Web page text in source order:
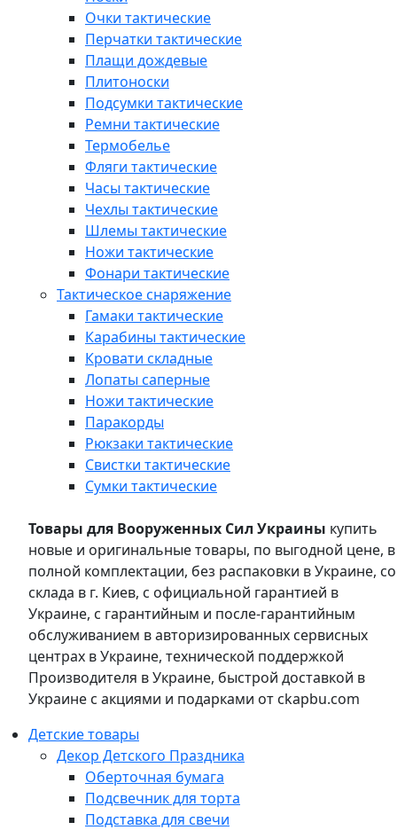
Очки тактические
Перчатки тактические
Плащи дождевые
Плитоноски
Подсумки тактические
Ремни тактические
Термобелье
Фляги тактические
Часы тактические
Чехлы тактические
Шлемы тактические
Ножи тактические
Фонари тактические
Тактическое снаряжение
Гамаки тактические
Карабины тактические
Кровати складные
Лопаты саперные
Ножи тактические
Паракорды
Рюкзаки тактические
Свистки тактические
Сумки тактические
Товары для Вооруженных Сил Украины купить
новые и оригинальные товары, по выгодной цене, в
полной комплектации, без распаковки в Украине, со
склада в г. Киев, с официальной гарантией в
Украине, с гарантийным и после-гарантийным
обслуживанием в авторизированных сервисных
центрах в Украине, технической поддержкой
Производителя в Украине, быстрой доставкой в
Украине с акциями и подарками от ckapbu.com
Детские товары
Декор Детского Праздника
Оберточная бумага
Подсвечник для торта
Подставка для свечи